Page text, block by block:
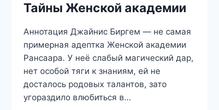
Тайны Женской академии
Аннотация Джайнис Биргем — не самая
примерная адептка Женской академии
Рансаара. У неё слабый магический дар,
нет особой тяги к знаниям, ей не
досталось родовых талантов, зато
угораздило влюбиться в…